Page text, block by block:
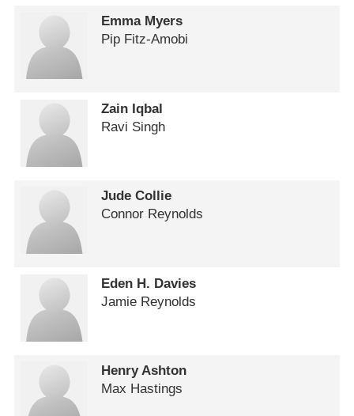
Emma Myers
Pip Fitz-Amobi
Zain Iqbal
Ravi Singh
Jude Collie
Connor Reynolds
Eden H. Davies
Jamie Reynolds
Henry Ashton
Max Hastings